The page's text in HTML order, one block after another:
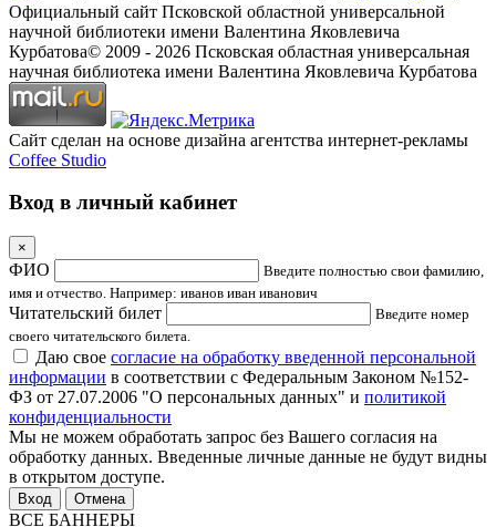
Официальный сайт Псковской областной универсальной
научной библиотеки имени Валентина Яковлевича
Курбатова© 2009 - 2026 Псковская областная универсальная
научная библиотека имени Валентина Яковлевича Курбатова
Сайт сделан на основе дизайна агентства интернет-рекламы
Coffee Studio
Вход в личный кабинет
×
ФИО
Введите полностью свои фамилию,
имя и отчество. Например: иванов иван иванович
Читательский билет
Введите номер
своего читательского билета.
Даю свое согласие на обработку введенной персональной
информации в соответствии с Федеральным Законом №152-
ФЗ от 27.07.2006 "О персональных данных" и политикой
конфиденциальности
Мы не можем обработать запрос без Вашего согласия на
обработку данных. Введенные личные данные не будут видны
в открытом доступе.
Отмена
ВСЕ БАННЕРЫ